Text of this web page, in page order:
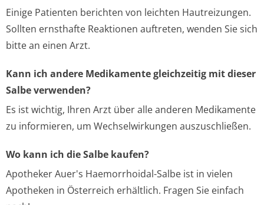
Einige Patienten berichten von leichten Hautreizungen.
Sollten ernsthafte Reaktionen auftreten, wenden Sie sich
bitte an einen Arzt.
Kann ich andere Medikamente gleichzeitig mit dieser
Salbe verwenden?
Es ist wichtig, Ihren Arzt über alle anderen Medikamente
zu informieren, um Wechselwirkungen auszuschließen.
Wo kann ich die Salbe kaufen?
Apotheker Auer's Haemorrhoidal-Salbe ist in vielen
Apotheken in Österreich erhältlich. Fragen Sie einfach